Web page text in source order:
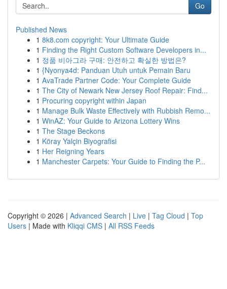
Go
Published News
1 8k8.com copyright: Your Ultimate Guide
1 Finding the Right Custom Software Developers in...
1 정품 비아그라 구매: 안전하고 확실한 방법은?
1 {Nyonya4d: Panduan Utuh untuk Pemain Baru
1 AvaTrade Partner Code: Your Complete Guide
1 The City of Newark New Jersey Roof Repair: Find...
1 Procuring copyright within Japan
1 Manage Bulk Waste Effectively with Rubbish Remo...
1 WinAZ: Your Guide to Arizona Lottery Wins
1 The Stage Beckons
1 Köray Yalçin Biyografisi
1 Her Reigning Years
1 Manchester Carpets: Your Guide to Finding the P...
Copyright © 2026 | Advanced Search | Live | Tag Cloud | Top
Users | Made with Kliqqi CMS | All RSS Feeds